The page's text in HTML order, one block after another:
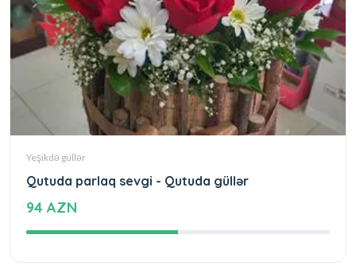
Yeşikdə güllər
Qutuda parlaq sevgi - Qutuda güllər
94 AZN